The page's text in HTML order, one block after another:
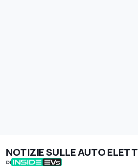
NOTIZIE SULLE AUTO
DI